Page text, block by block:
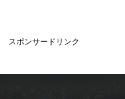
スポンサードリンク